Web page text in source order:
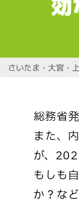
さいたま・大宮・
総務省
また、
が、
もしも
か？な